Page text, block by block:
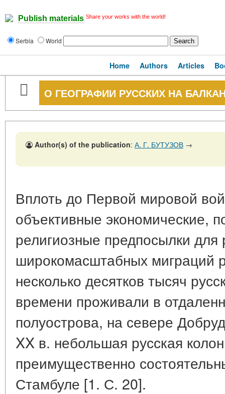
Publish materials Share your works with the world!
Serbia World
Home Authors Articles
О ГЕОГРАФИИ РУССКИХ НА
Author(s) of the publication: А. Г. БУТУЗОВ →
Вплоть до Первой мировой
объективные экономические,
религиозные предпосылки для
широкомасштабных миграций
несколько десятков тысяч
времени проживали в
полуострова, на севере
XX в. небольшая русская
преимущественно
Стамбуле [1. С. 20].